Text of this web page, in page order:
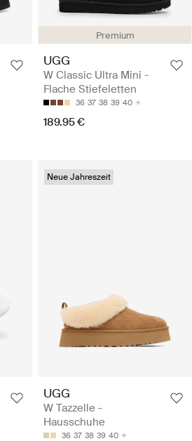
Premium
UGG
W Classic Ultra Mini -
Flache Stiefeletten
36 37 38 39 40
189.95 €
Neue Jahreszeit
UGG
W Tazzelle -
Hausschuhe
36 37 38 39 40